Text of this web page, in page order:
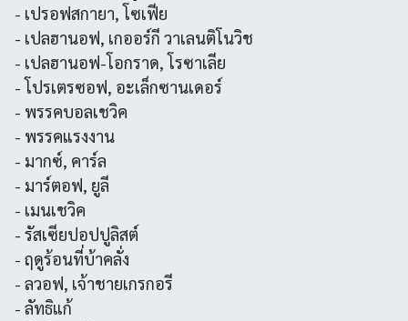
- เปรอฟสกายา, โซเฟีย
- เปลฮานอฟ, เกออร์กี วาเลนติโนวิช
- เปลฮานอฟ-โอกราด, โรซาเลีย
- โปรเตรซอฟ, อะเล็กซานเดอร์
- พรรคบอลเชวิค
- พรรคแรงงาน
- มากซ์, คาร์ล
- มาร์ตอฟ, ยูลี
- เมนเชวิค
- รัสเซียปอปปูลิสต์
- ฤดูร้อนที่บ้าคลั่ง
- ลวอฟ, เจ้าชายเกรกอรี
- ลัทธิแก้